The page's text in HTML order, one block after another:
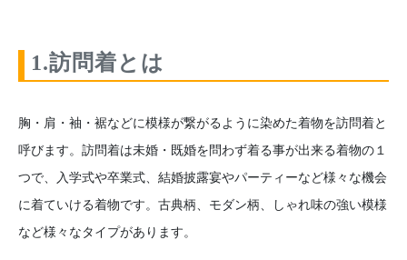
1.訪問着とは
胸・肩・袖・裾などに模様が繋がるように染めた着物を訪問着と
呼びます。訪問着は未婚・既婚を問わず着る事が出来る着物の１
つで、入学式や卒業式、結婚披露宴やパーティーなど様々な機会
に着ていける着物です。古典柄、モダン柄、しゃれ味の強い模様
など様々なタイプがあります。